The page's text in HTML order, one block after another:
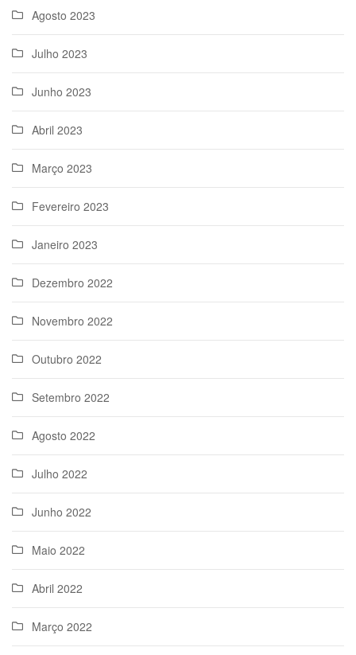
Agosto 2023
Julho 2023
Junho 2023
Abril 2023
Março 2023
Fevereiro 2023
Janeiro 2023
Dezembro 2022
Novembro 2022
Outubro 2022
Setembro 2022
Agosto 2022
Julho 2022
Junho 2022
Maio 2022
Abril 2022
Março 2022